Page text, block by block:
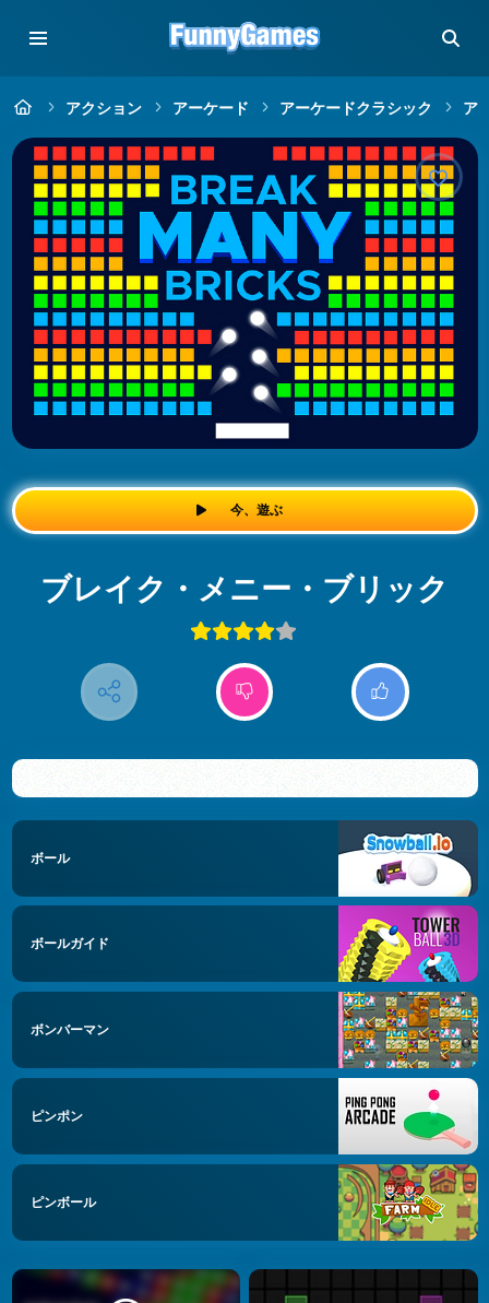
アクション アーケード アーケードクラシック ア
今、遊ぶ
ブレイク・メニー・ブリック
ボール
ボールガイド
ボンバーマン
ピンポン
ピンボール